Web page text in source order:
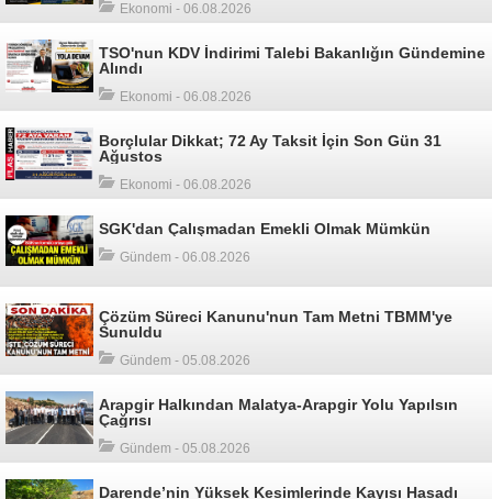
Ekonomi - 06.08.2026
TSO'nun KDV İndirimi Talebi Bakanlığın Gündemine
Alındı
Ekonomi - 06.08.2026
Borçlular Dikkat; 72 Ay Taksit İçin Son Gün 31
Ağustos
Ekonomi - 06.08.2026
SGK'dan Çalışmadan Emekli Olmak Mümkün
Gündem - 06.08.2026
Çözüm Süreci Kanunu'nun Tam Metni TBMM'ye
Sunuldu
Gündem - 05.08.2026
Arapgir Halkından Malatya-Arapgir Yolu Yapılsın
Çağrısı
Gündem - 05.08.2026
Darende’nin Yüksek Kesimlerinde Kayısı Hasadı